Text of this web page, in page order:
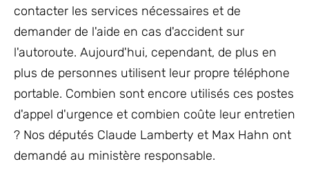
contacter les services nécessaires et de
demander de l'aide en cas d'accident sur
l'autoroute. Aujourd'hui, cependant, de plus en
plus de personnes utilisent leur propre téléphone
portable. Combien sont encore utilisés ces postes
d'appel d'urgence et combien coûte leur entretien
? Nos députés Claude Lamberty et Max Hahn ont
demandé au ministère responsable.